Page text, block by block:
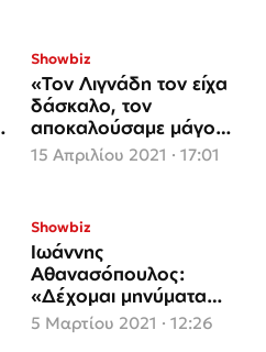
Showbiz
«Τον Λιγνάδη τον είχα
δάσκαλο, τον
αποκαλούσαμε μάγο
γιατί ήταν χειριστικός
στον λόγο του» (video)
15 Απριλίου 2021 · 17:01
Showbiz
Ιωάννης
Αθανασόπουλος:
«Δέχομαι μηνύματα
από ψυχιάτρους για τις
Άγριες Μέλισσες»
5 Μαρτίου 2021 · 12:26